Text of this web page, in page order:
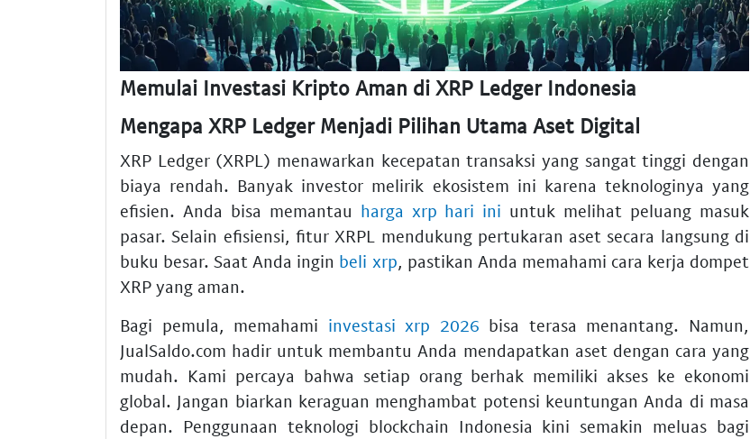
Memulai Investasi Kripto Aman di XRP Ledger Indonesia
Mengapa XRP Ledger Menjadi Pilihan Utama Aset Digital
XRP Ledger (XRPL) menawarkan kecepatan transaksi yang sangat tinggi dengan
biaya rendah. Banyak investor melirik ekosistem ini karena teknologinya yang
efisien. Anda bisa memantau harga xrp hari ini untuk melihat peluang masuk
pasar. Selain efisiensi, fitur XRPL mendukung pertukaran aset secara langsung di
buku besar. Saat Anda ingin beli xrp , pastikan Anda memahami cara kerja dompet
XRP yang aman.
Bagi pemula, memahami investasi xrp 2026 bisa terasa menantang. Namun,
JualSaldo.com hadir untuk membantu Anda mendapatkan aset dengan cara yang
mudah. Kami percaya bahwa setiap orang berhak memiliki akses ke ekonomi
global. Jangan biarkan keraguan menghambat potensi keuntungan Anda di masa
depan. Penggunaan teknologi blockchain Indonesia kini semakin meluas bagi